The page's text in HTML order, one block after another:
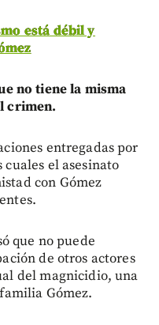
está débil y
no tiene la misma
crimen.
entregadas por
el asesinato
con Gómez
que no puede
de otros actores
del magnicidio, una
Gómez.